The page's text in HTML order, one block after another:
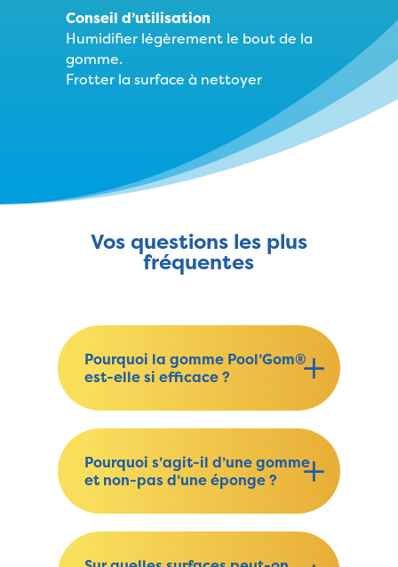
Conseil d’utilisation
Humidifier légèrement le bout de la
gomme.
Frotter la surface à nettoyer
Vos questions les plus
fréquentes
Pourquoi la gomme Pool’Gom®
est-elle si efficace ?
Pourquoi s’agit-il d’une gomme
et non-pas d’une éponge ?